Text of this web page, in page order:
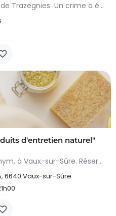
Balade Cluedo au Château de Trazegnies Un crime a été commis au Château de Trazegnies… À vous de résoudre…
d'entretien naturel"
L'atelier aura lieu au Bar à Thym, à Vaux-sur-Sûre. Réservation :
6640 Vaux-sur-Sûre